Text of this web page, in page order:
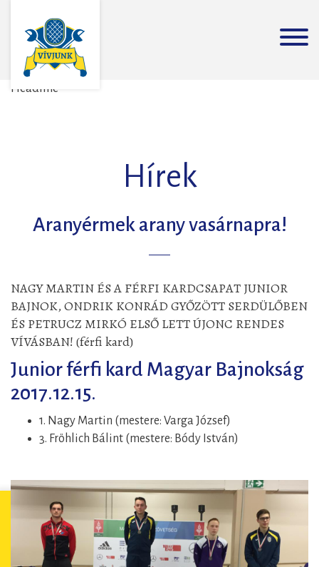
Headline
Hírek
Aranyérmek arany vasárnapra!
NAGY MARTIN ÉS A FÉRFI KARDCSAPAT JUNIOR
BAJNOK, ONDRIK KONRÁD GYŐZÖTT SERDÜLŐBEN
ÉS PETRUCZ MIRKÓ ELSŐ LETT ÚJONC RENDES
VÍVÁSBAN! (férfi kard)
Junior férfi kard Magyar Bajnokság
2017.12.15.
1. Nagy Martin (mestere: Varga József)
3. Fröhlich Bálint (mestere: Bódy István)